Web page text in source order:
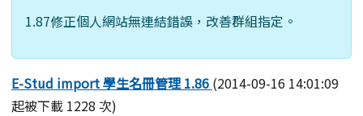
1.87修正個人網站無連結錯誤，改善群組指定。
E-Stud import 學生名冊管理 1.86 (2014-09-16 14:01:09
起被下載 1228 次)